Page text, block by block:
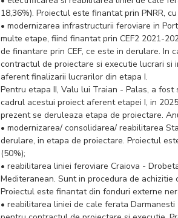
18,36%). Proiectul este finantat prin PNRR,
• modernizarea infrastructurii feroviare in
multe etape, fiind finantat prin CEF2 2021-
de finantare prin CEF, ce este in derulare.
contractul de proiectare si executie lucrari si
aferent finalizarii lucrarilor din etapa I.
Pentru etapa II, Valu lui Traian - Palas, a
cadrul acestui proiect aferent etapei I, in
prezent se deruleaza etapa de proiectare.
• modernizarea/ consolidarea/ reabilitarea
derulare, in etapa de proiectare. Proiectul
(50%);
• reabilitarea liniei feroviare Craiova -
Mediteranean. Sunt in procedura de
Proiectul este finantat din fonduri externe
• reabilitarea liniei de cale ferata